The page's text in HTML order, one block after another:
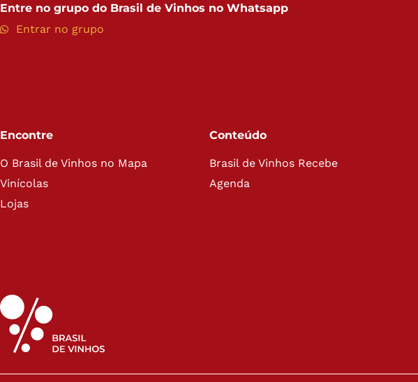
Entre no grupo do Brasil de Vinhos no Whatsapp
Entrar no grupo
Encontre
O Brasil de Vinhos no Mapa
Vinícolas
Lojas
Conteúdo
Brasil de Vinhos Recebe
Agenda